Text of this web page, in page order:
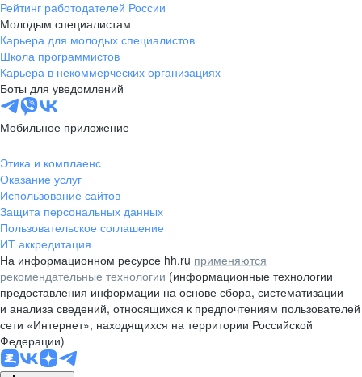
Рейтинг работодателей России
Молодым специалистам
Карьера для молодых специалистов
Школа программистов
Карьера в некоммерческих организациях
Боты для уведомлений
Мобильное приложение
Этика и комплаенс
Оказание услуг
Использование сайтов
Защита персональных данных
Пользовательское соглашение
ИТ аккредитация
На информационном ресурсе hh.ru применяются
рекомендательные технологии (информационные технологии
предоставления информации на основе сбора, систематизации
и анализа сведений, относящихся к предпочтениям пользователей
сети «Интернет», находящихся на территории Российской
Федерации)